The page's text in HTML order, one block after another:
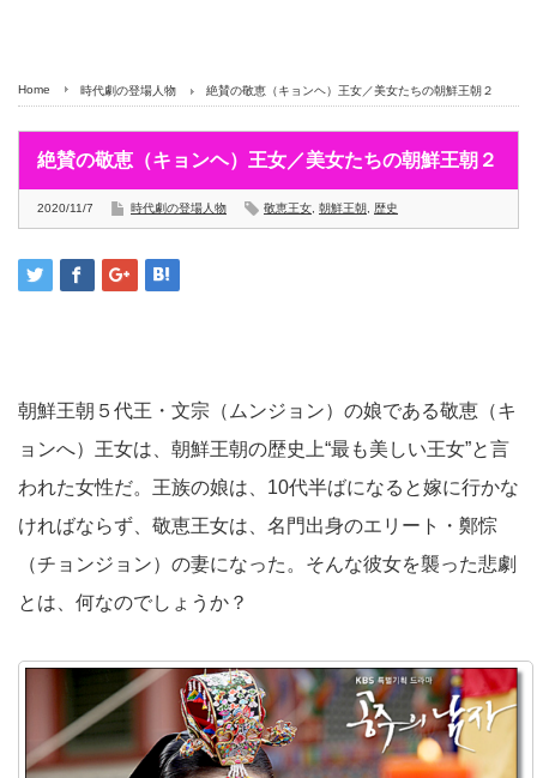
Home 時代劇の登場人物 絶賛の敬恵（キョンヘ）王女／美女たちの朝鮮王朝２
絶賛の敬恵（キョンヘ）王女／美女たちの朝鮮王朝２
2020/11/7 時代劇の登場人物 敬恵王女 朝鮮王朝 歴史
朝鮮王朝５代王・文宗（ムンジョン）の娘である敬恵（キ
ョンへ）王女は、朝鮮王朝の歴史上“最も美しい王女”と言
われた女性だ。王族の娘は、10代半ばになると嫁に行かな
ければならず、敬恵王女は、名門出身のエリート・鄭悰
（チョンジョン）の妻になった。そんな彼女を襲った悲劇
とは、何なのでしょうか？